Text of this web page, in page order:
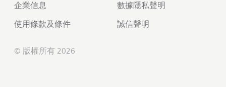
企業信息
使用條款及條件
數據隱私聲明
誠信聲明
© 版權所有 2026